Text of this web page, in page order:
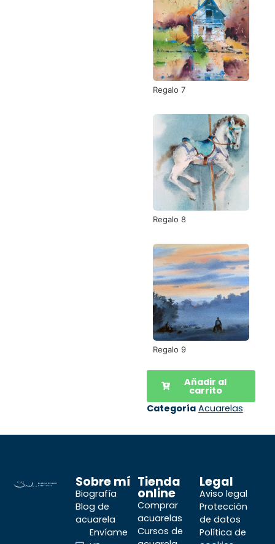
Regalo 7
Regalo 8
Regalo 9
Añadir al
carrito
Categoría Acuarelas
Sobre mí
Biografía
Blog de
acuarela
Envíame
Tienda
online
Comprar
acuarelas
Cursos de
Legal
Aviso legal
Protección
de datos
Política de